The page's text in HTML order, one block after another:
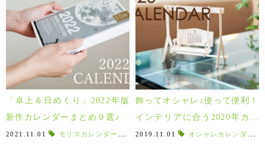
「卓上＆日めくり」2022年版
新作カレンダーまとめ９選♪
2021.11.01 モリスカレンダー2022 , 2022カレンダー,2022年版,2022
飾ってオシャレ♪使って便利！
インテリアに合う2020年カレ
ンダー！！
2019.11.01 オシャレカレンダー